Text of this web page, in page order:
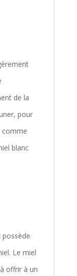
de la
pour
comme
blanc
Le miel
offrir à un